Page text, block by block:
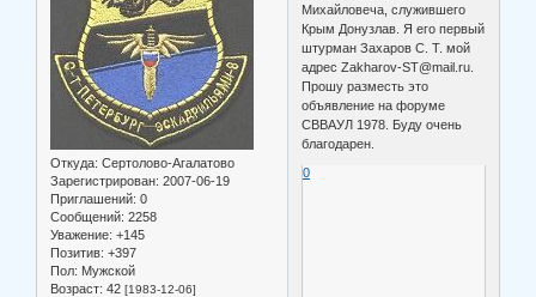
Откуда: Сертолово-Агалатово
Зарегистрирован: 2007-06-19
Приглашений: 0
Сообщений: 2258
Уважение: +145
Позитив: +397
Пол: Мужской
Возраст: 42 [1983-12-06]
Михайловеча, служившего
Крым Донузлав. Я его первый
штурман Захаров С. Т. мой
адрес Zakharov-ST@mail.ru.
Прошу разместь это
объявление на форуме
СВВАУЛ 1978. Буду очень
благодарен.
0